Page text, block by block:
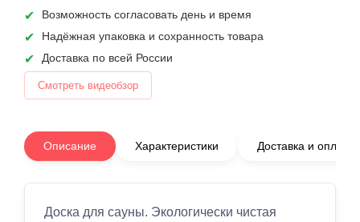
Возможность согласовать день и время
Надёжная упаковка и сохранность товара
Доставка по всей России
Смотреть видеобзор
Описание Характеристики Доставка и оплата
Доска для сауны. Экологически чистая